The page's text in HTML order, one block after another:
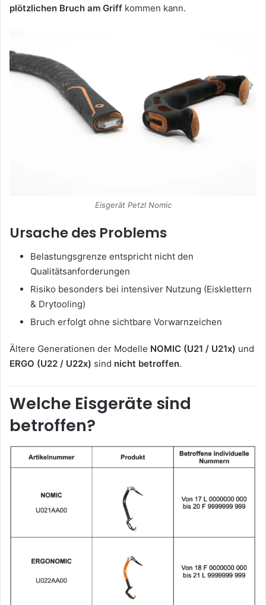
plötzlichen Bruch am Griff kommen kann.
Eisgerät Petzl Nomic
Ursache des Problems
Belastungsgrenze entspricht nicht den
Qualitätsanforderungen
Risiko besonders bei intensiver Nutzung (Eisklettern
& Drytooling)
Bruch erfolgt ohne sichtbare Vorwarnzeichen
Ältere Generationen der Modelle NOMIC (U21 / U21x) und
ERGO (U22 / U22x) sind nicht betroffen.
Welche Eisgeräte sind
betroffen?